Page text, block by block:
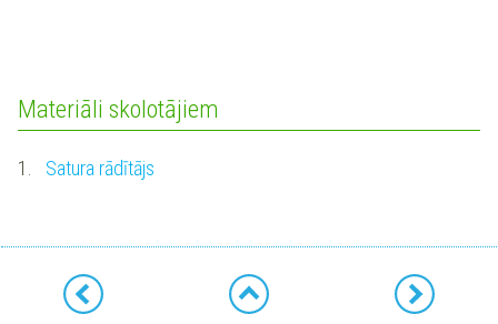
Materiāli skolotājiem
1. Satura rādītājs